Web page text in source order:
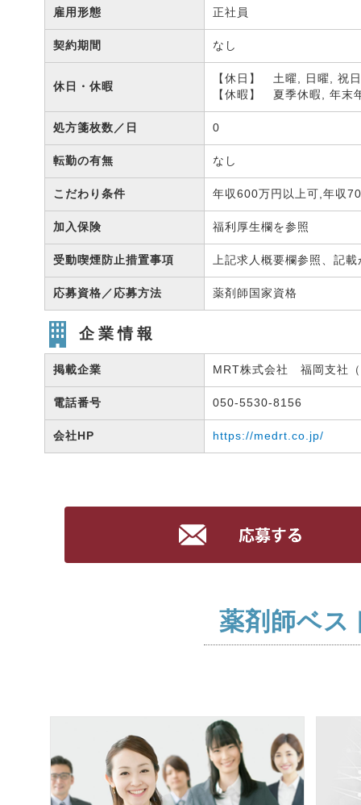
雇用形態 正社員
契約期間 なし
休日・休暇
【休日】 土曜, 日曜, 祝
【休暇】 夏季休暇, 年末
処方箋枚数／日 0
転勤の有無 なし
こだわり条件 年収600万円以上可,年収
加入保険 福利厚生欄を参照
受動喫煙防止措置事項 上記求人概要欄参照、記
応募資格／応募方法 薬剤師国家資格
企業情報
掲載企業 MRT株式会社 福岡支社
電話番号 050-5530-8156
会社HP https://medrt.co.jp/
薬剤師ベス